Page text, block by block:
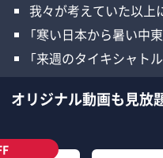
我々が考えていた以上
「寒い日本から暑い中
「来週のタイキシャト
オリジナル動画も見放